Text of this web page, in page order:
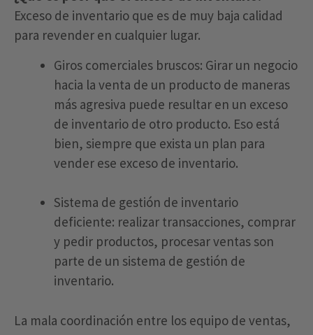
Exceso de inventario que es de muy baja calidad
para revender en cualquier lugar.
Giros comerciales bruscos: Girar un negocio
hacia la venta de un producto de maneras
más agresiva puede resultar en un exceso
de inventario de otro producto. Eso está
bien, siempre que exista un plan para
vender ese exceso de inventario.
Sistema de gestión de inventario
deficiente: realizar transacciones, comprar
y pedir productos, procesar ventas son
parte de un sistema de gestión de
inventario.
La mala coordinación entre los equipo de ventas,